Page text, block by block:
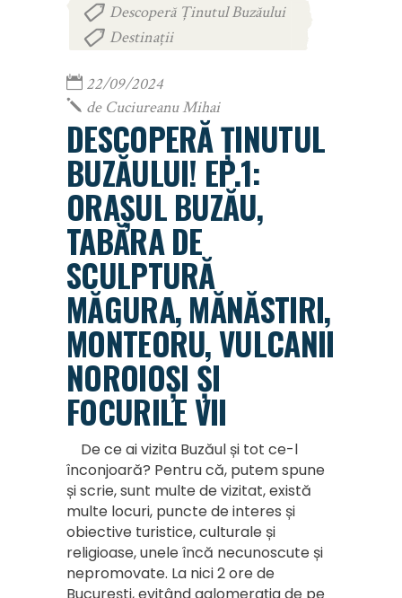
Descoperă Ținutul Buzăului
Destinații
22/09/2024
de Cuciureanu Mihai
DESCOPERĂ ȚINUTUL
BUZĂULUI! EP.1:
ORAȘUL BUZĂU,
TABĂRA DE
SCULPTURĂ
MĂGURA, MĂNĂSTIRI,
MONTEORU, VULCANII
NOROIOȘI ȘI
FOCURILE VII
De ce ai vizita Buzăul și tot ce-l
înconjoară? Pentru că, putem spune
și scrie, sunt multe de vizitat, există
multe locuri, puncte de interes și
obiective turistice, culturale și
religioase, unele încă necunoscute și
nepromovate. La nici 2 ore de